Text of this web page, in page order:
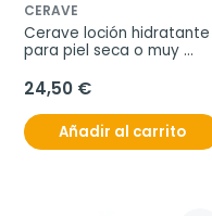
CERAVE
Cerave loción hidratante
para piel seca o muy
24,50 €
Añadir al carrito